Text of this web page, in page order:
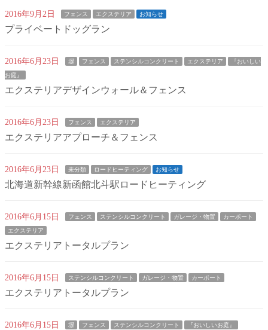
2016年9月2日 フェンス エクステリア お知らせ
プライベートドッグラン
2016年6月23日 塀 フェンス ステンシルコンクリート エクステリア 『おいしい
お庭』
エクステリアデザインウォール＆フェンス
2016年6月23日 フェンス エクステリア
エクステリアアプローチ＆フェンス
2016年6月23日 未分類 ロードヒーティング お知らせ
北海道新幹線新函館北斗駅ロードヒーティング
2016年6月15日 フェンス ステンシルコンクリート ガレージ・物置 カーポート
エクステリア
エクステリアトータルプラン
2016年6月15日 ステンシルコンクリート ガレージ・物置 カーポート
エクステリアトータルプラン
2016年6月15日 塀 フェンス ステンシルコンクリート 『おいしいお庭』